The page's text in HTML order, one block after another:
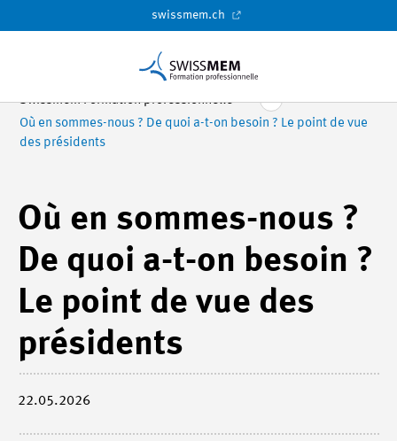
swissmem.ch
Swissmem Formation professionnelle
Où en sommes-nous ? De quoi a-t-on besoin ? Le point de vue
des présidents
Où en sommes-nous ?
De quoi a-t-on besoin ?
Le point de vue des
présidents
22.05.2026